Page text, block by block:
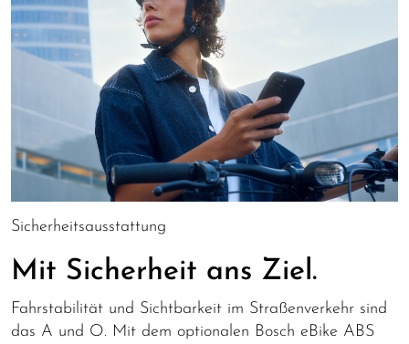
Sicherheitsausstattung
Mit Sicherheit ans Ziel.
Fahrstabilität und Sichtbarkeit im Straßenverkehr sind
das A und O. Mit dem optionalen Bosch eBike ABS